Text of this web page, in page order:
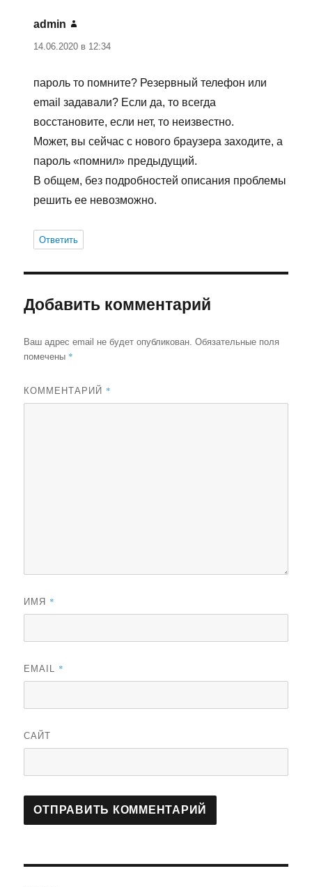
admin
14.06.2020 в 12:34
пароль то помните? Резервный телефон или
email задавали? Если да, то всегда
восстановите, если нет, то неизвестно.
Может, вы сейчас с нового браузера заходите, а
пароль «помнил» предыдущий.
В общем, без подробностей описания проблемы
решить ее невозможно.
Ответить
Добавить комментарий
Ваш адрес email не будет опубликован. Обязательные поля
помечены *
КОММЕНТАРИЙ *
ИМЯ *
EMAIL *
САЙТ